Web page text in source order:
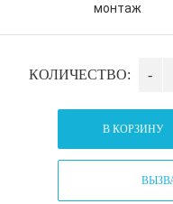
монтаж
КОЛИЧЕСТВО: -
В КОРЗИНУ